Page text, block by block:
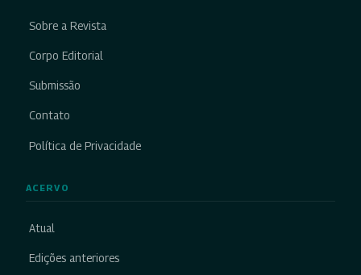
Sobre a Revista
Corpo Editorial
Submissão
Contato
Política de Privacidade
ACERVO
Atual
Edições anteriores